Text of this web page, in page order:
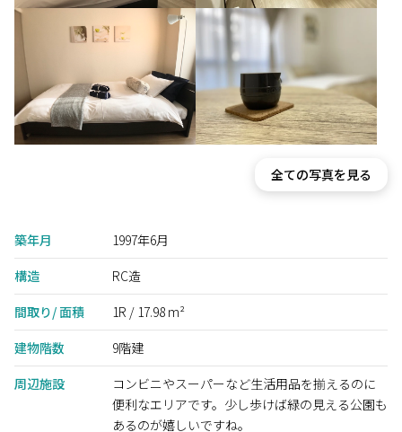
全ての写真を見る
築年月
1997年6月
構造
RC造
間取り/ 面積
1R / 17.98 m²
建物階数
9階建
周辺施設
コンビニやスーパーなど生活用品を揃えるのに
便利なエリアです。少し歩けば緑の見える公園も
あるのが嬉しいですね。